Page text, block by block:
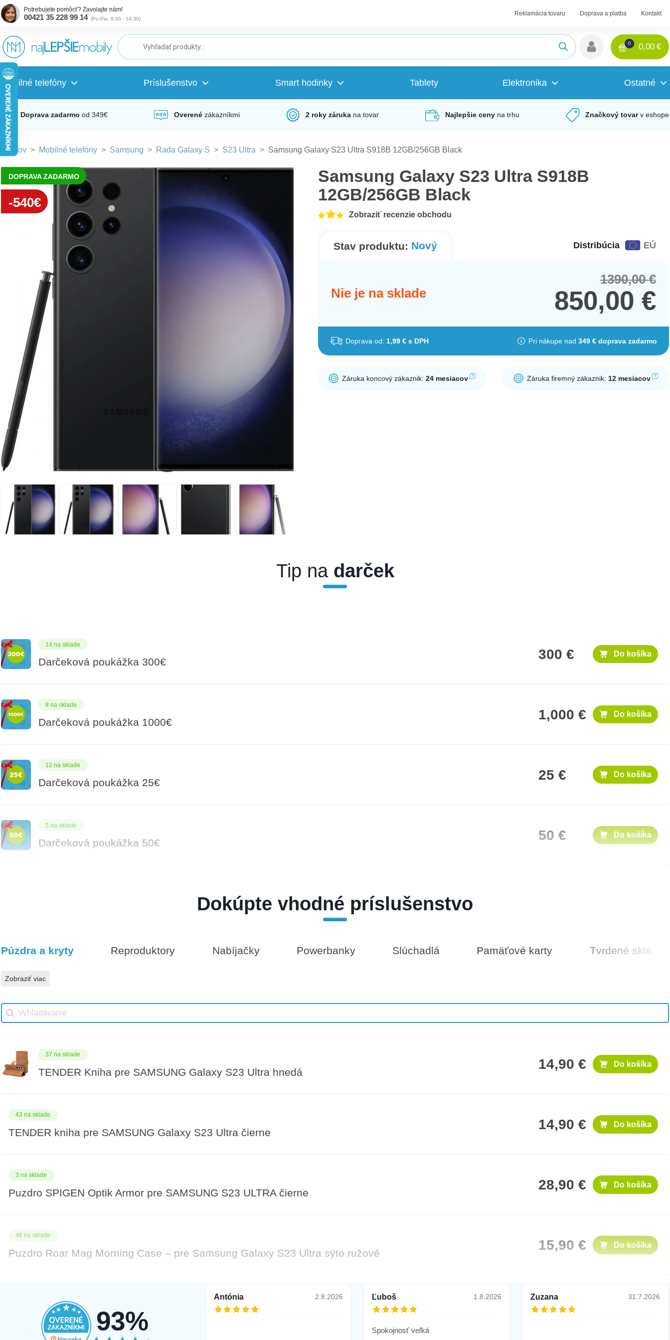
Potrebujete pomôcť? Zavolajte nám!
00421 35 228 99 14 (Po-Pia: 9:00 - 14:30)
Reklamácia tovaru Doprava a platba Kontakt
0 0,00 €
Mobilné telefóny Príslušenstvo Smart hodinky Tablety Elektronika Ostatné
Doprava zadarmo od 349€ Overené zákazníkmi 2 roky záruka na tovar Najlepšie ceny na trhu Značkový tovar v eshope
Domov > Mobilné telefóny > Samsung > Rada Galaxy S > S23 Ultra > Samsung Galaxy S23 Ultra S918B 12GB/256GB Black
DOPRAVA ZADARMO
-540€
Samsung Galaxy S23 Ultra S918B
12GB/256GB Black
Zobraziť recenzie obchodu
Stav produktu: Nový Distribúcia EÚ
Nie je na sklade
1390,00€
850,00 €
Doprava od: 1,99 € s DPH Pri nákupe nad 349 € doprava zadarmo
Záruka koncový zákaznik:24 mesiacov Záruka firemný zákaznik: 12 mesiacov
Tip nadarček
14 na sklade
Darčeková poukážka 300€
300 € Do košíka
8 na sklade
Darčeková poukážka 1000€
1,000 € Do košíka
12 na sklade
Darčeková poukážka 25€
25 € Do košíka
5 na sklade
Darčeková poukážka 50€
50 € Do košíka
9 na sklade
500 € Do košíka
Dokúpte vhodné príslušenstvo
Vhodné príslušenstvo
Púzdra a kryty Reproduktory Nabíjačky Powerbanky Slúchadlá Pamäťové karty Tvrdené sklá
Zobraziť viac
Vhodné príslušenstvo search
Search content
37 na sklade
TENDER Kniha pre SAMSUNG Galaxy S23 Ultra hnedá
14,90 € Do košíka
43 na sklade
TENDER kniha pre SAMSUNG Galaxy S23 Ultra čierne
14,90 € Do košíka
3 na sklade
Puzdro SPIGEN Optik Armor pre SAMSUNG S23 ULTRA čierne
28,90 € Do košíka
46 na sklade
Puzdro Roar Mag Morning Case – pre Samsung Galaxy S23 Ultra sýto ružové
15,90 € Do košíka
Puzdro Roar Mag Morning Case – pre Samsung Galaxy S23 Ultra fialové
15,90 €
93%
Najprv som si objednala mobil v inej
Antónia 2.8.2026 Ľuboš 1.8.2026
Spokojnosť veľká
Zuzana 31.7.2026